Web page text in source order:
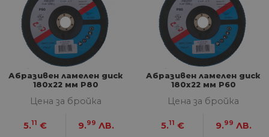
Абразивен ламелен диск
180х22 мм P80
Цена за бройка
5.11 € 9.99 ЛВ.
Абразивен ламелен диск
180х22 мм P60
Цена за бройка
5.11 € 9.99 ЛВ.